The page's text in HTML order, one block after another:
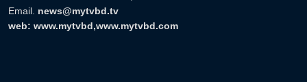
Email. news@mytvbd.tv
web: www.mytvbd,www.mytvbd.com